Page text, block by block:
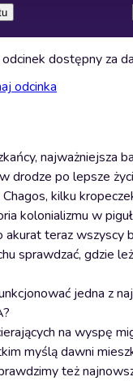
odcinek dostępny za
odcinka
najważniejsza
drodze po lepsze
kilku
kolonializmu w
akurat teraz wszyscy
sprawdzać, gdzie
jedna z
na wyspę
myślą dawni
też